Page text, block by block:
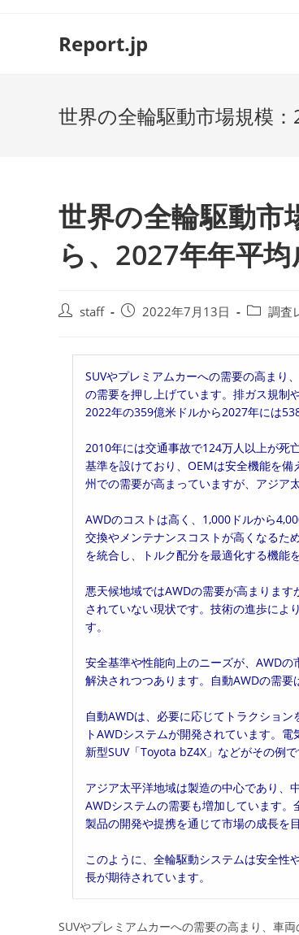
Report.jp
世界の全輪駆動市場規模
世界の全輪駆動市
ら、2027年年平
投
staff
投
日:
2022年7月13日
投
ゴ
リ
ー:
調査
SUVやプレミアムカーへの需要の高まり
の需要を押し上げています。排ガス規制
2022年の359億米ドルから2027年には
2010年には交通事故で124万人以上が死
基準を設けており、OEMは安全機能を
州での需要が高まっていますが、アジア
AWDのコストは高く、1,000ドルから
交換やメンテナンスコストが高くなるた
を統合し、トルク配分を最適化する機能
悪天候地域ではAWDの需要が高まりま
されていない現状です。技術の進歩によ
す。
安全基準や性能向上のニーズが、AWD
解決されつつあります。自動AWDの需要
自動AWDは、必要に応じてトラクショ
トAWDシステムが開発されています。
新型SUV「Toyota bZ4X」などがその例で
アジア太平洋地域は製造の中心であり、
AWDシステムの需要も増加しています
製品の開発や提携を通じて市場の成長を
このように、全輪駆動システムは安全性
長が期待されています。
SUVやプレミアムカーへの需要の高まり、車